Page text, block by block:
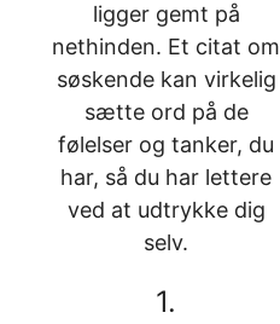
ligger gemt på
nethinden. Et citat om
søskende kan virkelig
sætte ord på de
følelser og tanker, du
har, så du har lettere
ved at udtrykke dig
selv.
1.